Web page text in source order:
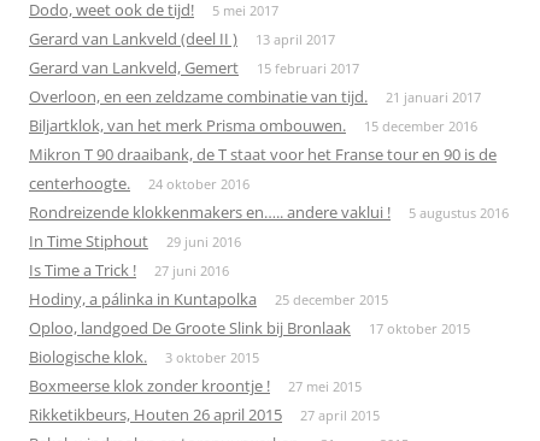
Dodo, weet ook de tijd! 5 mei 2017
Gerard van Lankveld (deel II ) 13 april 2017
Gerard van Lankveld, Gemert 15 februari 2017
Overloon, en een zeldzame combinatie van tijd. 21 januari 2017
Biljartklok, van het merk Prisma ombouwen. 15 december 2016
Mikron T 90 draaibank, de T staat voor het Franse tour en 90 is de
centerhoogte.
24 oktober 2016
Rondreizende klokkenmakers en….. andere vaklui ! 5 augustus 2016
In Time Stiphout 29 juni 2016
Is Time a Trick ! 27 juni 2016
Hodiny, a pálinka in Kuntapolka 25 december 2015
Oploo, landgoed De Groote Slink bij Bronlaak 17 oktober 2015
Biologische klok. 3 oktober 2015
Boxmeerse klok zonder kroontje ! 27 mei 2015
Rikketikbeurs, Houten 26 april 2015 27 april 2015